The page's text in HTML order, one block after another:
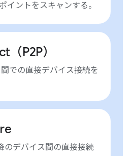
イントをスキャンする。
P2P）
での直接デバイス接続を
のデバイス間の直接接続